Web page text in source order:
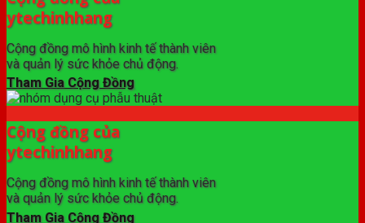
ytechinhhang
Cộng đồng mô hình kinh tế thành viên
và quản lý sức khỏe chủ động.
Tham Gia Cộng Đồng
Cộng đồng của
ytechinhhang
Cộng đồng mô hình kinh tế thành viên
và quản lý sức khỏe chủ động.
Tham Gia Cộng Đồng